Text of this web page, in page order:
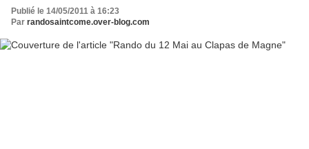
Publié le 14/05/2011 à 16:23
Par randosaintcome.over-blog.com